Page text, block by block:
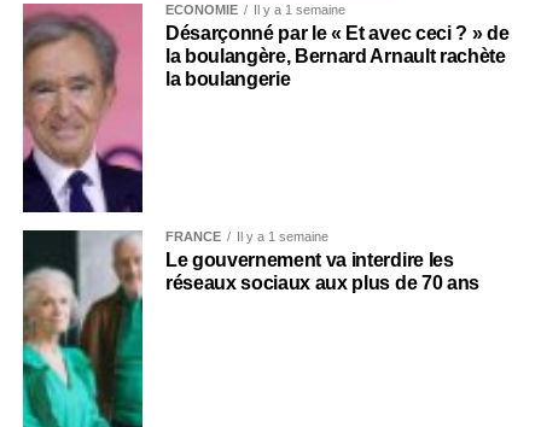
ECONOMIE Il y a 1 semaine
Désarçonné par le « Et avec ceci ? » de
la boulangère, Bernard Arnault rachète
la boulangerie
FRANCE Il y a 1 semaine
Le gouvernement va interdire les
réseaux sociaux aux plus de 70 ans